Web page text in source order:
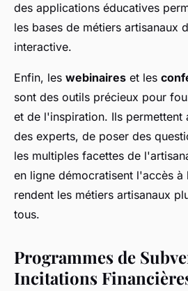
des applications éducatives
les bases de métiers artisanaux
interactive.
Enfin, les webinaires et les
sont des outils précieux pour
et de l'inspiration. Ils permettent
des experts, de poser des
les multiples facettes de
en ligne démocratisent l'accès
rendent les métiers artisanaux
tous.
Programmes de
Incitations